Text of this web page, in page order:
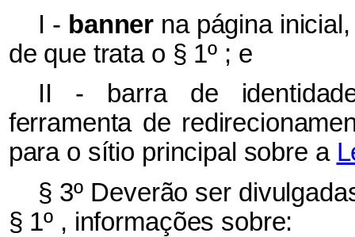
I - banner na página
de que trata o § 1º ; e
II - barra de
ferramenta de
para o sítio principal sobre a
§ 3º Deverão ser
§ 1º , informações sobre: